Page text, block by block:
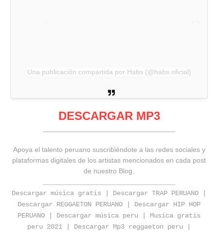
Una publicación compartida por Habs (@habs.oficial)
DESCARGAR MP3
Apoya el talento peruano suscribiéndote a las redes sociales y
plataformas digitales de los artistas mencionados en cada post
de nuestro Blog.
Descargar música gratis | Descargar TRAP PERUANO |
Descargar REGGAETON PERUANO | Descargar HIP HOP
PERUANO | Descargar música peru | Musica gratis
peru 2021 | Descargar Mp3 reggaeton peru |